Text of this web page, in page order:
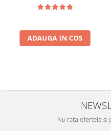
ADAUGA IN COS
Nu rata ofertele